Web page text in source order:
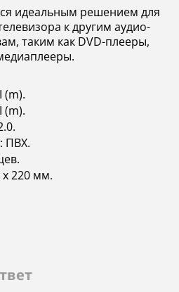
идеальным решением для
к другим аудио-
таким как DVD-плееры,
(m).
(m).
ПВХ.
х 220 мм.